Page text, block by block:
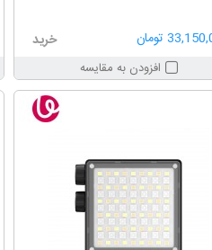
تومان خرید
افزودن به مقایسه